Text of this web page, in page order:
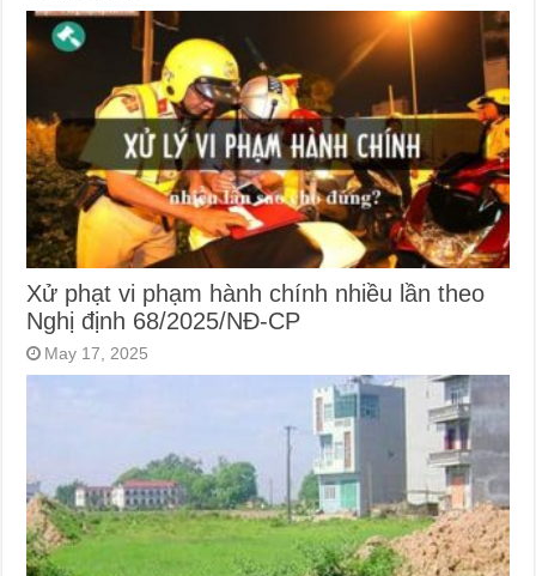
Xử phạt vi phạm hành chính nhiều lần theo
Nghị định 68/2025/NĐ-CP
May 17, 2025